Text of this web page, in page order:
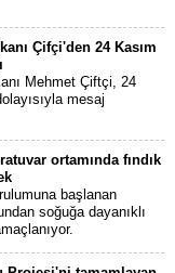
Çifçi'den 24 Kasım
Mehmet Çiftçi, 24
mesaj
ortamında fındık
başlanan
soğuğa dayanıklı